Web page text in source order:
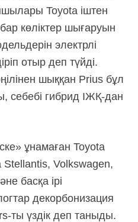
Toyota іштен
көліктер шығаруын
электрлі
отыр деп түйді.
шыққан Prius бұл
себебі гибрид ІЖҚ-дан
ұнамаған Toyota
Stellantis, Volkswagen,
басқа ірі
декорбонизация
ты үздік деп таныды.